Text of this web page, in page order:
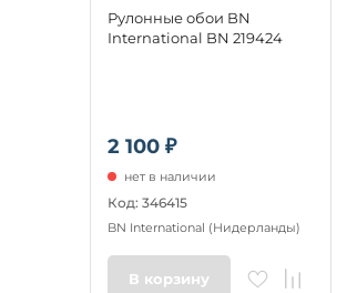
2 100 ₽
Рулонные обои BN
International BN 219424
нет в наличии
Код: 346415
BN International (Нидерланды)
В корзину